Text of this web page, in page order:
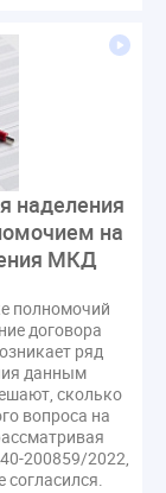
ОДИ
Рейтинг
Форум
наделения
на
МКД
полномочий
договора
ряд
данным
сколько
вопроса на
200859/2022,